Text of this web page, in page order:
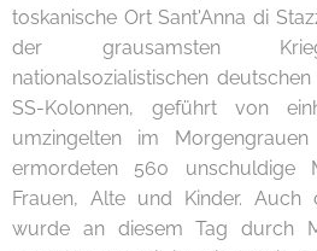
toskanische Ort Sant'Anna di
der grausamsten
nationalsozialistischen
SS-Kolonnen, geführt von
umzingelten im
ermordeten 560 unschuldige
Frauen, Alte und Kinder. Auch
wurde an diesem Tag durch